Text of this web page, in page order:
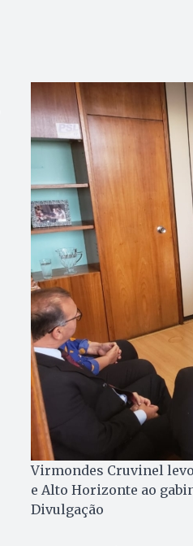
Virmondes Cruvinel
e Alto Horizonte ao
Divulgação